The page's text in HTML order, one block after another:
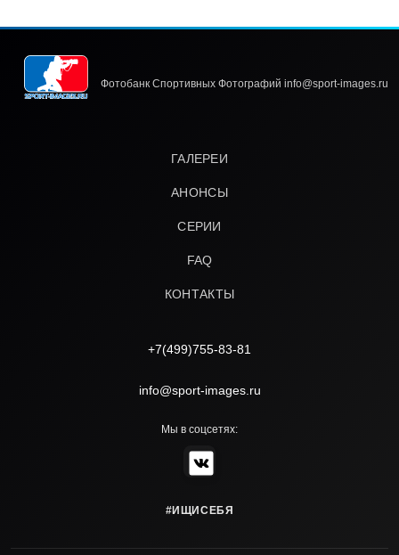
Фотобанк Спортивных Фотографий info@sport-images.ru
ГАЛЕРЕИ
АНОНСЫ
СЕРИИ
FAQ
КОНТАКТЫ
+7(499)755-83-81
info@sport-images.ru
Мы в соцсетях:
#ИЩИСЕБЯ